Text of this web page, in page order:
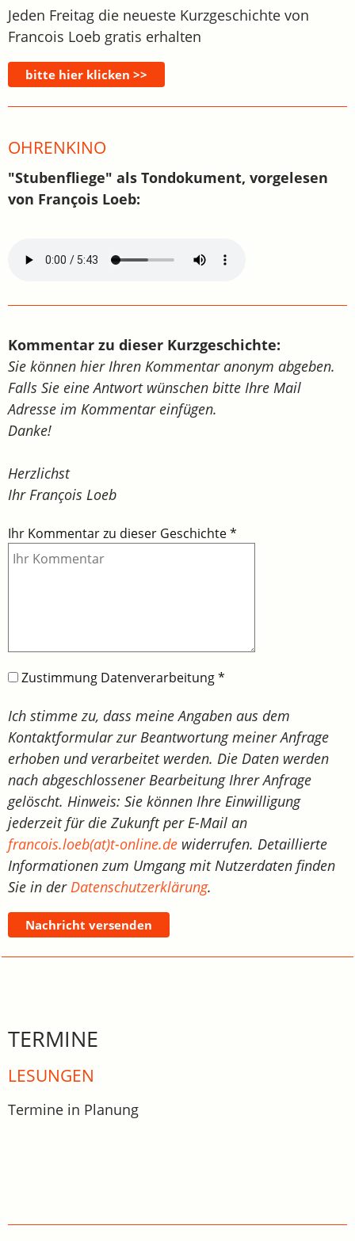
Jeden Freitag die neueste Kurzgeschichte von
Francois Loeb gratis erhalten
OHRENKINO
"Stubenfliege" als Tondokument, vorgelesen
von François Loeb:
Kommentar zu dieser Kurzgeschichte:
Sie können hier Ihren Kommentar anonym abgeben.
Falls Sie eine Antwort wünschen bitte Ihre Mail
Adresse im Kommentar einfügen.
Danke!
Herzlichst
Ihr François Loeb
Ihr Kommentar zu dieser Geschichte*
Zustimmung Datenverarbeitung*
Ich stimme zu, dass meine Angaben aus dem
Kontaktformular zur Beantwortung meiner Anfrage
erhoben und verarbeitet werden. Die Daten werden
nach abgeschlossener Bearbeitung Ihrer Anfrage
gelöscht. Hinweis: Sie können Ihre Einwilligung
jederzeit für die Zukunft per E-Mail an
francois.loeb(at)t-online.de widerrufen. Detaillierte
Informationen zum Umgang mit Nutzerdaten finden
Sie in der Datenschutzerklärung.
Nachricht versenden
TERMINE
LESUNGEN
Termine in Planung